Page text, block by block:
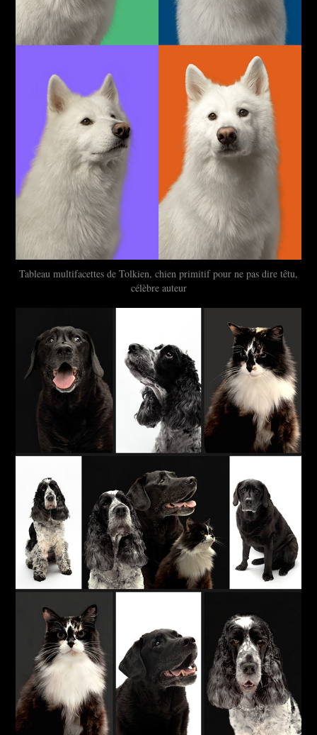
Tableau multifacettes de Tolkien, chien primitif pour ne pas dire têtu,
célèbre auteur